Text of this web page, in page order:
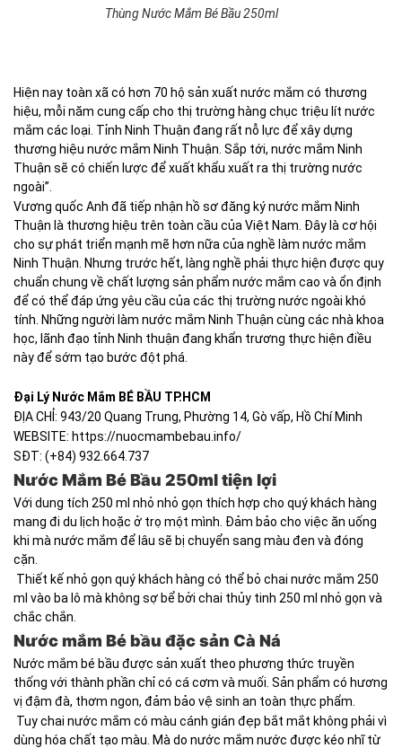
Thùng Nước Mắm Bé Bầu 250ml
Hiện nay toàn xã có hơn 70 hộ sản xuất nước mắm có thương
hiệu, mỗi năm cung cấp cho thị trường hàng chục triệu lít nước
mắm các loại. Tỉnh Ninh Thuận đang rất nỗ lực để xây dựng
thương hiệu nước mắm Ninh Thuận. Sắp tới, nước mắm Ninh
Thuận sẽ có chiến lược để xuất khẩu xuất ra thị trường nước
ngoài”.
Vương quốc Anh đã tiếp nhận hồ sơ đăng ký nước mắm Ninh
Thuận là thương hiệu trên toàn cầu của Việt Nam. Đây là cơ hội
cho sự phát triển mạnh mẽ hơn nữa của nghề làm nước mắm
Ninh Thuận. Nhưng trước hết, làng nghề phải thực hiện được quy
chuẩn chung về chất lượng sản phẩm nước mắm cao và ổn định
để có thể đáp ứng yêu cầu của các thị trường nước ngoài khó
tính. Những người làm nước mắm Ninh Thuận cùng các nhà khoa
học, lãnh đạo tỉnh Ninh thuận đang khẩn trương thực hiện điều
này để sớm tạo bước đột phá.
Đại Lý Nước Mắm BÉ BẦU TP.HCM
ĐỊA CHỈ: 943/20 Quang Trung, Phường 14, Gò vấp, Hồ Chí Minh
WEBSITE: https://nuocmambebau.info/
SĐT: (+84) 932.664.737
Nước Mắm Bé Bầu 250ml tiện lợi
Với dung tích 250 ml nhỏ nhỏ gọn thích hợp cho quý khách hàng
mang đi du lịch hoặc ở trọ một mình. Đảm bảo cho việc ăn uống
khi mà nước mắm để lâu sẽ bị chuyển sang màu đen và đóng
cặn.
Thiết kế nhỏ gọn quý khách hàng có thể bỏ chai nước mắm 250
ml vào ba lô mà không sợ bể bởi chai thủy tinh 250 ml nhỏ gọn và
chắc chắn.
Nước mắm Bé bầu đặc sản Cà Ná
Nước mắm bé bầu được sản xuất theo phương thức truyền
thống với thành phần chỉ có cá cơm và muối. Sản phẩm có hương
vị đậm đà, thơm ngon, đảm bảo vệ sinh an toàn thực phẩm.
Tuy chai nước mắm có màu cánh gián đẹp bắt mắt không phải vì
dùng hóa chất tạo màu. Mà do nước mắm nước được kéo nhĩ từ